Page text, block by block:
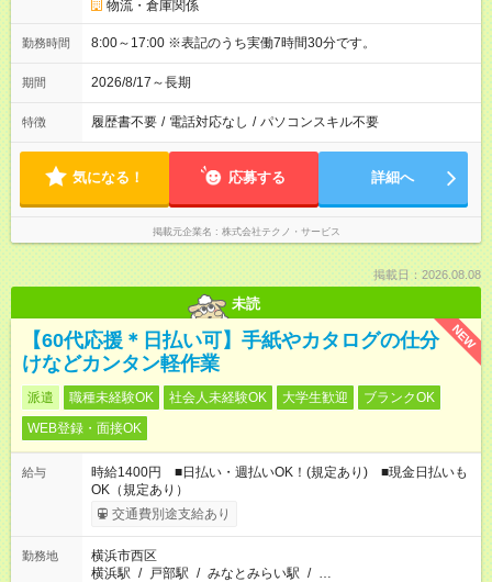
物流・倉庫関係
勤務時間 8:00～17:00 ※表記のうち実働7時間30分です。
期間 2026/8/17～長期
特徴 履歴書不要 / 電話対応なし / パソコンスキル不要
気になる！ 応募する 詳細へ
掲載元企業名 株式会社テクノ・サービス
掲載日：2026.08.08
未読
NEW
【60代応援＊日払い可】手紙やカタログの仕分
けなどカンタン軽作業
派遣 職種未経験OK 社会人未経験OK 大学生歓迎
ブランクOK
WEB登録・面接OK
給与
時給1400円 ■日払い・週払いOK！(規定あり) ■現金日払いも
OK（規定あり）
交通費別途支給あり
勤務地
横浜市西区
横浜駅 / 戸部駅 / みなとみらい駅 / …